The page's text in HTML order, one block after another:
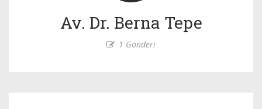
Av. Dr. Berna Tepe
1 Gönderi